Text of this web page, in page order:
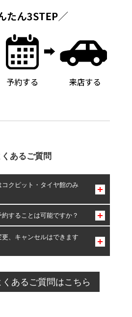
くあるご質問
クピット・タイヤ館のみ
館のみとなります。
することは可能ですか？
約は可能です。
の組み合わせに限り、同時にご予約が
ます。
、キャンセルはできます
業日前を過ぎている場合のご予約
しては、直接ご予約の店舗まで
あるご質問はこちら